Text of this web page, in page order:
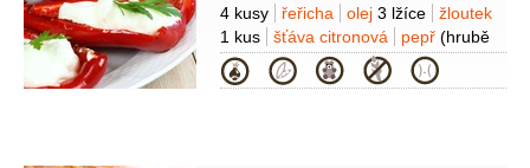
4 kusy
řeřicha olej 3 lžíce
žloutek
1 kus
šťáva citronová pepř (hrubě
namletý)
sůl
Kategorie